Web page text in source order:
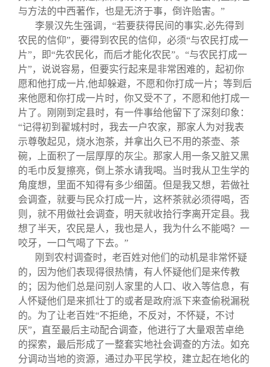
与方法的中西著作，也是无济于事，倒许贻害。”
李景汉先生强调，“若要获得民间的事实,必先得到
农民的信仰”，要得到农民的信仰，必须“与农民打成一
片”，即“先农民化，而后才能化农民”。“与农民打成一
片”，说说容易，但要实行起来是非常困难的，起初你
愿和他打成一片,他却躲避，不愿和你打成一片；等到后
来他愿和你打成一片时，你又受不了，不愿和他打成一
片了。刚刚到定县时，有一件事给他留下了深刻印象：
“记得初到翟城村时，我去一户农家，那家人为对我表
示尊敬起见，烧水泡茶，并拿出久已不用的茶壶、茶
碗，上面积了一层厚厚的灰尘。那家人用一条又脏又黑
的毛巾反复擦亮，倒上茶水请我喝。当时我从卫生学的
角度想，里面不知得有多少细菌。但是我又想，若做社
会调查，就要与民众打成一片，这杯茶就必须得喝，否
则，就不用做社会调查，明天就收拾行李离开定县。我
想了半天，农民是人，我也是人，我为什么不能喝？一
咬牙，一口气喝了下去。”
刚到农村调查时，老百姓对他们的动机是非常怀疑
的，因为他们表现得很热情，有人怀疑他们是来传教
的；因为他们总是问别人家里的人口、收入等信息，有
人怀疑他们是来抓壮丁的或者是政府派下来查偷税漏税
的。为了让老百姓“不拒绝，不反对，不怀疑，不讨
厌”，直至最后主动配合调查，他进行了大量艰苦卓绝
的探索，最后形成了一整套实地社会调查的方法。如充
分调动当地的资源，通过办平民学校，建立起在地化的